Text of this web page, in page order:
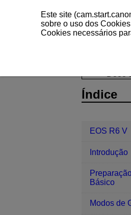
Índice
EOS R6 V
Introdução
Básico
Modos de
Este site
sobre o uso dos Cookies
Cookies necessários